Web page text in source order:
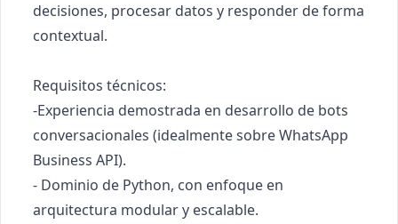
decisiones, procesar datos y responder de forma
contextual.
Requisitos técnicos:
-Experiencia demostrada en desarrollo de bots
conversacionales (idealmente sobre WhatsApp
Business API).
- Dominio de Python, con enfoque en
arquitectura modular y escalable.